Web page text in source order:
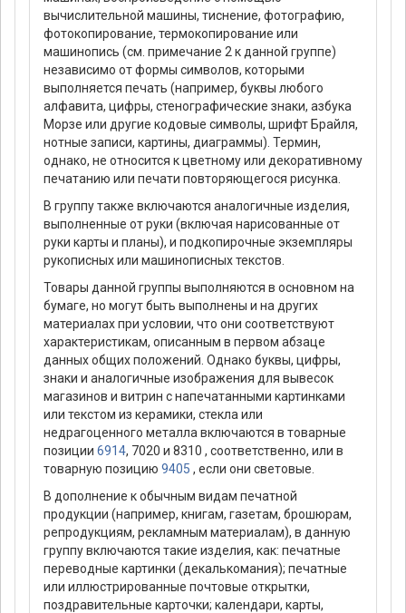
вычислительной машины, тиснение, фотографию,
фотокопирование, термокопирование или
машинопись (см. примечание 2 к данной группе)
независимо от формы символов, которыми
выполняется печать (например, буквы любого
алфавита, цифры, стенографические знаки, азбука
Морзе или другие кодовые символы, шрифт Брайля,
нотные записи, картины, диаграммы). Термин,
однако, не относится к цветному или декоративному
печатанию или печати повторяющегося рисунка.
В группу также включаются аналогичные изделия,
выполненные от руки (включая нарисованные от
руки карты и планы), и подкопирочные экземпляры
рукописных или машинописных текстов.
Товары данной группы выполняются в основном на
бумаге, но могут быть выполнены и на других
материалах при условии, что они соответствуют
характеристикам, описанным в первом абзаце
данных общих положений. Однако буквы, цифры,
знаки и аналогичные изображения для вывесок
магазинов и витрин с напечатанными картинками
или текстом из керамики, стекла или
недрагоценного металла включаются в товарные
позиции 6914, 7020 и 8310 , соответственно, или в
товарную позицию 9405 , если они световые.
В дополнение к обычным видам печатной
продукции (например, книгам, газетам, брошюрам,
репродукциям, рекламным материалам), в данную
группу включаются такие изделия, как: печатные
переводные картинки (декалькомания); печатные
или иллюстрированные почтовые открытки,
поздравительные карточки; календари, карты,